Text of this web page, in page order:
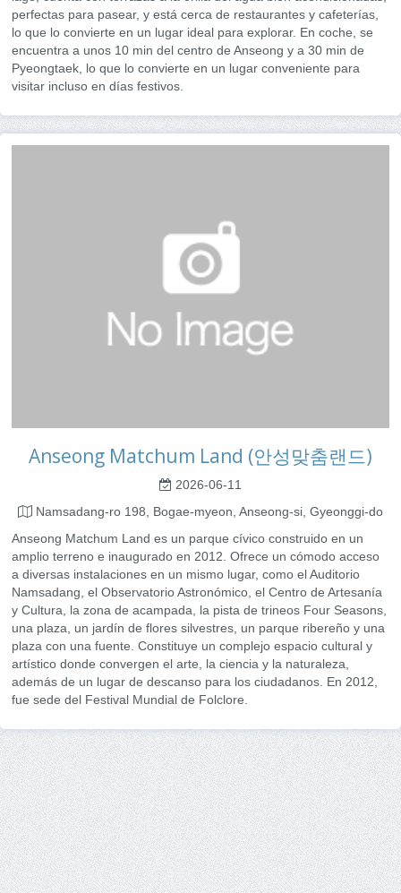
perfectas para pasear, y está cerca de restaurantes y cafeterías,
lo que lo convierte en un lugar ideal para explorar. En coche, se
encuentra a unos 10 min del centro de Anseong y a 30 min de
Pyeongtaek, lo que lo convierte en un lugar conveniente para
visitar incluso en días festivos.
Anseong Matchum Land (안성맞춤랜드)
2026-06-11
Namsadang-ro 198, Bogae-myeon, Anseong-si, Gyeonggi-do
Anseong Matchum Land es un parque cívico construido en un
amplio terreno e inaugurado en 2012. Ofrece un cómodo acceso
a diversas instalaciones en un mismo lugar, como el Auditorio
Namsadang, el Observatorio Astronómico, el Centro de Artesanía
y Cultura, la zona de acampada, la pista de trineos Four Seasons,
una plaza, un jardín de flores silvestres, un parque ribereño y una
plaza con una fuente. Constituye un complejo espacio cultural y
artístico donde convergen el arte, la ciencia y la naturaleza,
además de un lugar de descanso para los ciudadanos. En 2012,
fue sede del Festival Mundial de Folclore.